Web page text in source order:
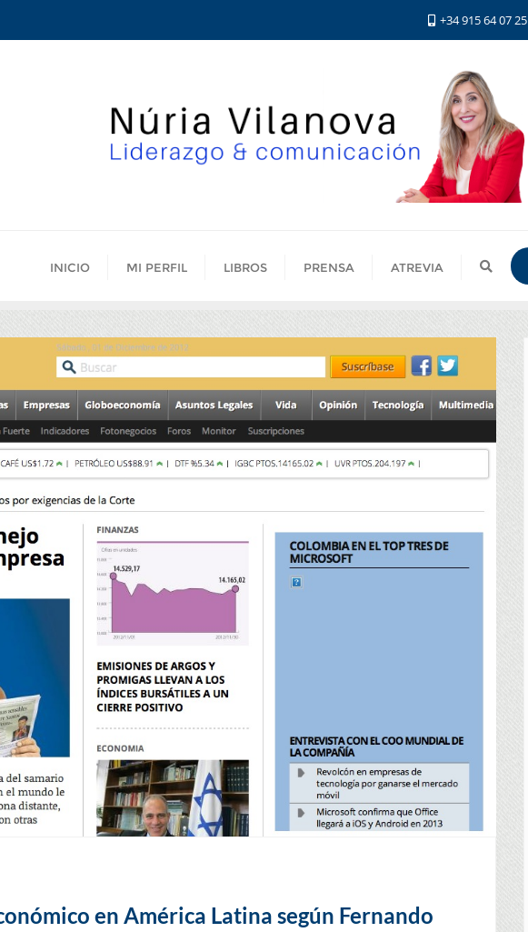
+34 915 64 07 25
INICIO MI PERFIL LIBROS PRENSA ATREVIA
en América Latina según Fernando